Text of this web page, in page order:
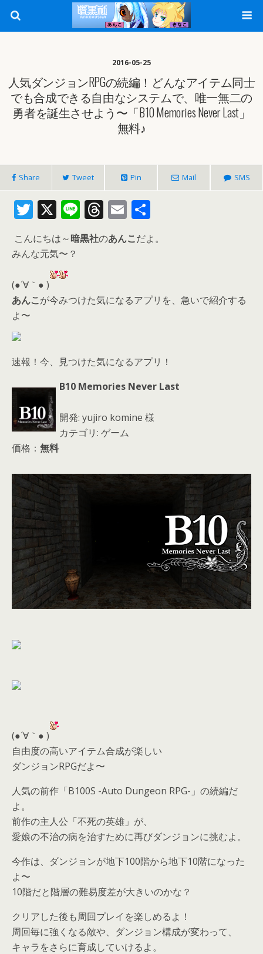
2016-05-25
人気ダンジョンRPGの続編！どんなアイテム同士
でも合成できる自由なシステムで、唯一無二の
勇者を誕生させよう〜「B10 Memories Never Last」
無料♪
Share Tweet Pin Mail SMS
T
itt
er
X Li
n
e
T
h
re
s
E
m
ai
有
こんにちは～暗黒社のあんこだよ。
みんな元気〜？
(●´∀｀● )
あんこが今みつけた気になるアプリを、急いで紹介する
よ〜
速報！今、見つけた気になるアプリ！
B10 Memories Never Last
開発: yujiro komine 様
カテゴリ: ゲーム
価格： 無料
(●´∀｀● )
自由度の高いアイテム合成が楽しい
ダンジョンRPGだよ〜
人気の前作「B100S -Auto Dungeon RPG-」の続編だ
よ。
前作の主人公「不死の英雄」が、
愛娘の不治の病を治すために再びダンジョンに挑むよ。
今作は、ダンジョンが地下100階から地下10階になった
よ〜
10階だと階層の難易度差が大きいのかな？
クリアした後も周回プレイを楽しめるよ！
周回毎に強くなる敵や、ダンジョン構成が変わって、
キャラをさらに育成していけるよ。